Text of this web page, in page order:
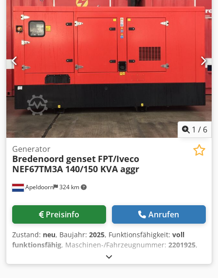
1 / 6
Apeldoorn 324 km
Generator
Bredenoord genset FPT/Iveco
NEF67TM3A 140/150 KVA aggr
Preisinfo Anrufen
Zustand: neu, Baujahr: 2025, Funktionsfähigkeit: voll
funktionsfähig, Maschinen-/Fahrzeugnummer: 2201925,
, Kraftstofftyp:
Fassungsvermögen des Behälters:600 l, Farbe:Rot,